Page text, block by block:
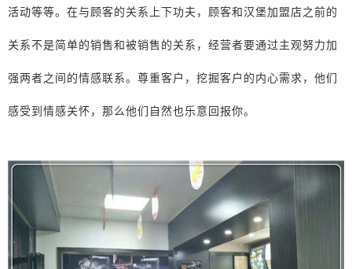
活动等等。在与顾客的关系上下功夫，顾客和汉堡加盟店之前的
关系不是简单的销售和被销售的关系，经营者要通过主观努力加
强两者之间的情感联系。尊重客户，挖掘客户的内心需求，他们
感受到情感关怀，那么他们自然也乐意回报你。